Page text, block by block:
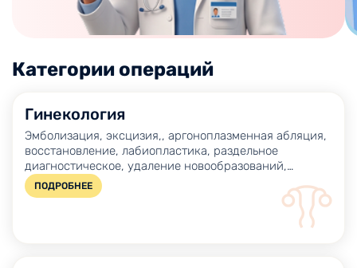
Категории операций
Гинекология
Эмболизация, эксцизия,, аргоноплазменная абляция,
восстановление, лабиопластика, раздельное
диагностическое, удаление новообразований,
энуклеация кисты, операции при опущении
ПОДРОБНЕЕ